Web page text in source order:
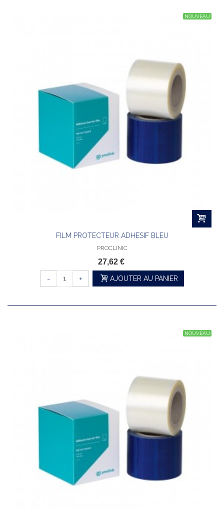
NOUVEAU
FILM PROTECTEUR ADHESIF BLEU
PROCLINIC
27,62 €
- + AJOUTER AU PANIER
NOUVEAU